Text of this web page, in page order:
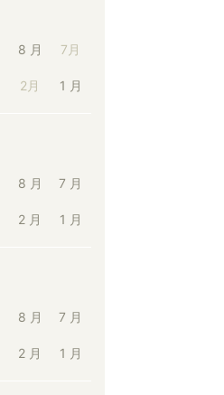
8 月 7月
2月 1 月
8 月 7 月
2 月 1 月
8 月 7 月
2 月 1 月